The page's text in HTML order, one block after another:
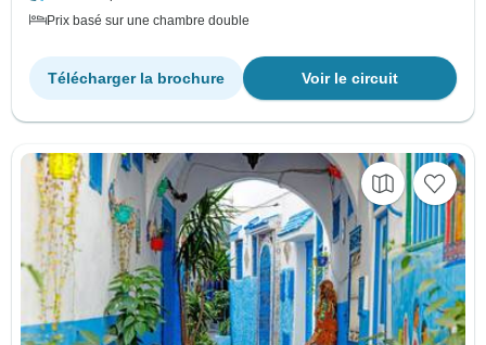
Prix basé sur une chambre double
Voir le circuit
Télécharger la brochure